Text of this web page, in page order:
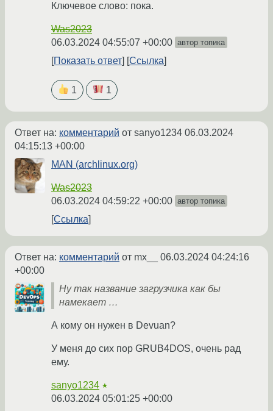
Ключевое слово: пока.
Was2023
06.03.2024 04:55:07 +00:00 автор топика
Показать ответ Ссылка
1 1
Ответ на: комментарий от sanyo1234 06.03.2024
04:15:13 +00:00
MAN (archlinux.org)
Was2023
06.03.2024 04:59:22 +00:00 автор топика
Ссылка
Ответ на: комментарий от mx__ 06.03.2024 04:24:16
+00:00
Ну так название загрузчика как бы
намекает …
А кому он нужен в Devuan?
У меня до сих пор GRUB4DOS, очень рад
ему.
sanyo1234 ★
06.03.2024 05:01:25 +00:00